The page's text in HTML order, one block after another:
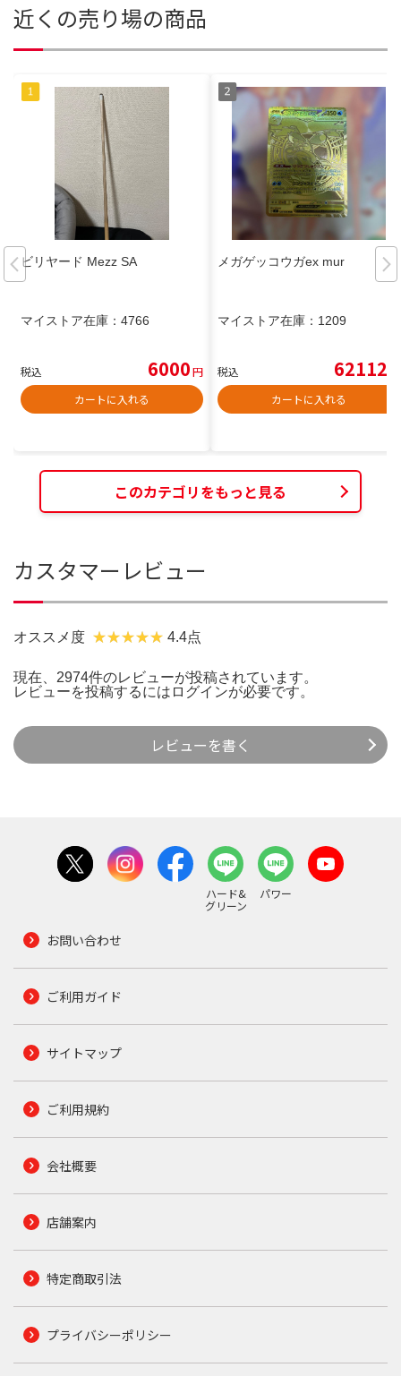
近くの売り場の商品
ビリヤード Mezz SA
マイストア在庫： 4766
税込 6000円
カートに入れる
メガゲッコウガex mur
マイストア在庫： 1209
税込 62112
カートに入れる
このカテゴリをもっと見る
カスタマーレビュー
オススメ度 4.4点
現在、2974件のレビューが投稿されています。
レビューを投稿するには ログインが必要です。
レビューを書く
ハード&
グリーン
パワー
お問い合わせ
ご利用ガイド
サイトマップ
ご利用規約
会社概要
店舗案内
特定商取引法
プライバシーポリシー